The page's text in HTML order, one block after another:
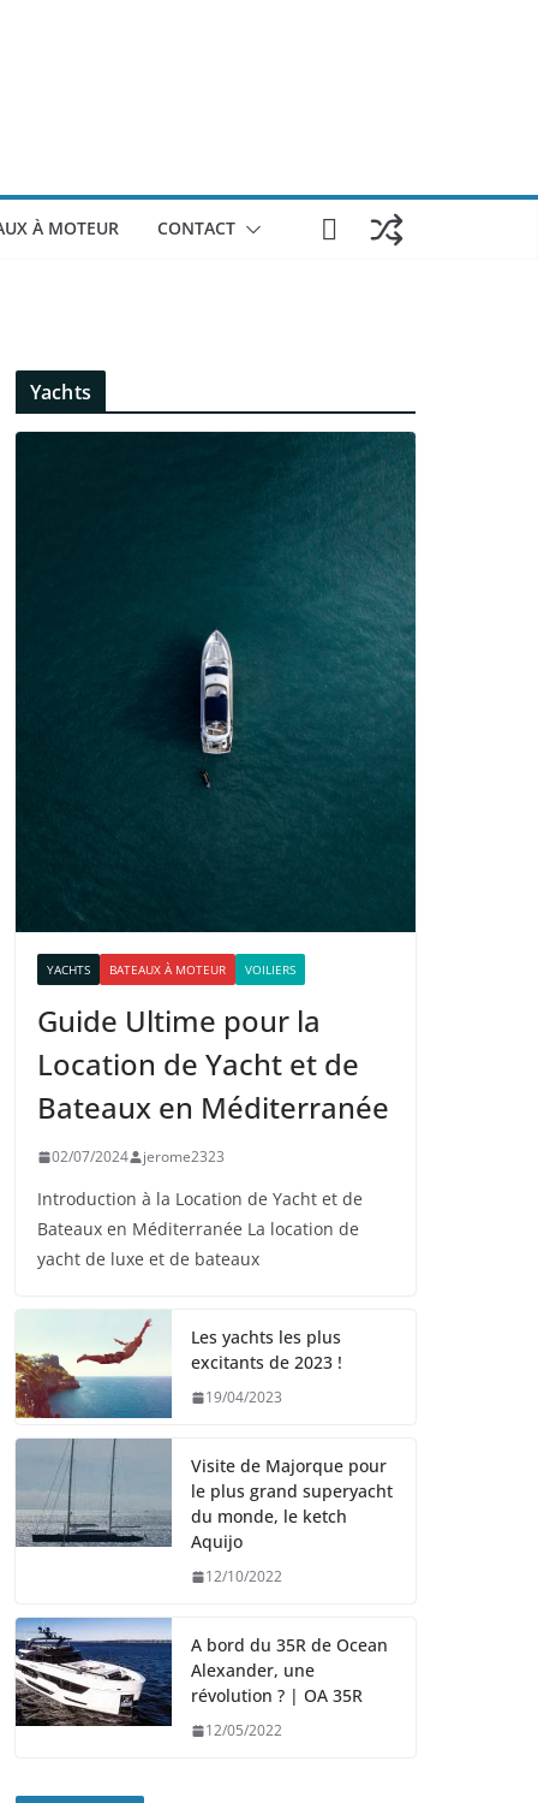
À MOTEUR CONTACT
Yachts
YACHTS BATEAUX À MOTEUR VOILIERS
Guide Ultime pour la
Location de Yacht et de
Bateaux en Méditerranée
02/07/2024 jerome2323
Introduction à la Location de Yacht et de
Bateaux en Méditerranée La location de
yacht de luxe et de bateaux
Les yachts les plus
excitants de 2023 !
19/04/2023
Visite de Majorque pour
le plus grand superyacht
du monde, le ketch
Aquijo
12/10/2022
A bord du 35R de Ocean
Alexander, une
révolution ? | OA 35R
12/05/2022